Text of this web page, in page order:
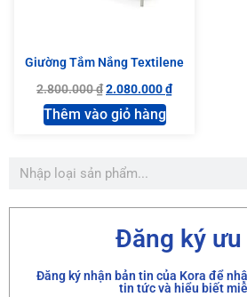
Đăng ký ưu
Đăng ký nhận bản tin của Kora để
tin tức và hiểu biết
Giường Tắm Nắng Textilene
2.800.000₫2.080.000₫
Thêm vào giỏ hàng